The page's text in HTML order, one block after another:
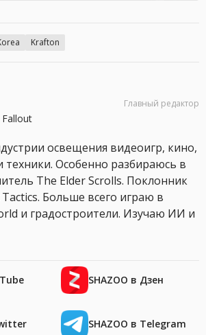
Krafton
Fallout
Главный редактор
освещения видеоигр, кино,
техники. Особенно разбираюсь в
The Elder Scrolls. Поклонник
Больше всего играю в
и градостроители. Изучаю ИИ и
SHAZOO в Дзен
SHAZOO в Telegram